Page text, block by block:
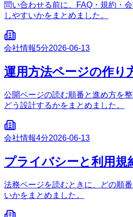
問い合わせる前に、FAQ・規約・
しやすいかをまとめました。
会社情報5分2026-06-13
運用方法ページの作り
公開ページの読む順番と進め方を
どう設計するかをまとめました。
会社情報4分2026-06-13
プライバシーと利用規
法務ページを読むときに、どの順
いかをまとめました。